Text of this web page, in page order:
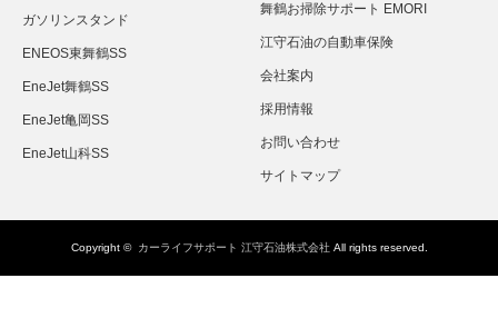
ガソリンスタンド
ENEOS東舞鶴SS
EneJet舞鶴SS
EneJet亀岡SS
EneJet山科SS
舞鶴お掃除サポート EMORI
江守石油の自動車保険
会社案内
採用情報
お問い合わせ
サイトマップ
Copyright © カーライフサポート 江守石油株式会社All rights reserved.